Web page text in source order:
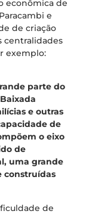
econômica de
e
de criação
centralidades
exemplo:
parte do
e outras
de
o eixo
de
uma grande
construídas
de